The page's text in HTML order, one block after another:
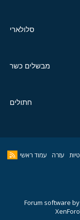
סלולארי
מבשלים כשר
חתולים
עזרה עמוד ראשי
Forum software by
XenForo